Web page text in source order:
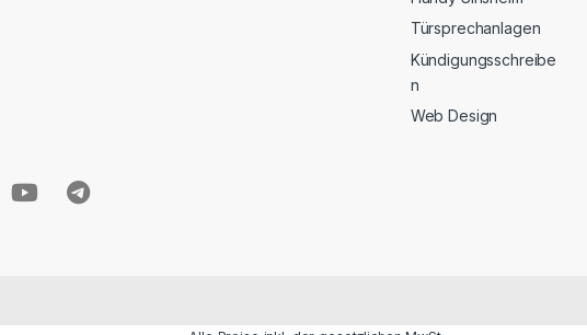
Türsprechanlagen
Kündigungsschreibe
n
Web Design